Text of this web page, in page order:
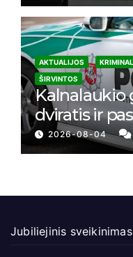
AKTUALIJOS
ŠIRVINTOS
Kalnalaukio
dviratis ir
2026-08-04
Jubiliejinis